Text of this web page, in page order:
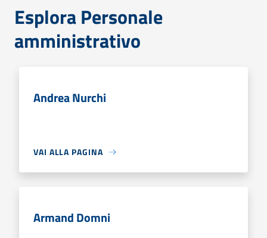
Esplora Personale
amministrativo
Andrea Nurchi
VAI ALLA PAGINA
Armand Domni